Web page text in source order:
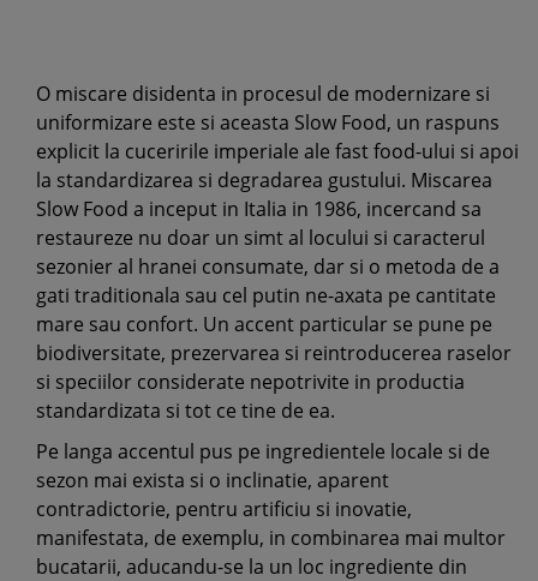
O miscare disidenta in procesul de modernizare si
uniformizare este si aceasta Slow Food, un raspuns
explicit la cuceririle imperiale ale fast food-ului si apoi
la standardizarea si degradarea gustului. Miscarea
Slow Food a inceput in Italia in 1986, incercand sa
restaureze nu doar un simt al locului si caracterul
sezonier al hranei consumate, dar si o metoda de a
gati traditionala sau cel putin ne-axata pe cantitate
mare sau confort. Un accent particular se pune pe
biodiversitate, prezervarea si reintroducerea raselor
si speciilor considerate nepotrivite in productia
standardizata si tot ce tine de ea.
Pe langa accentul pus pe ingredientele locale si de
sezon mai exista si o inclinatie, aparent
contradictorie, pentru artificiu si inovatie,
manifestata, de exemplu, in combinarea mai multor
bucatarii, aducandu-se la un loc ingrediente din